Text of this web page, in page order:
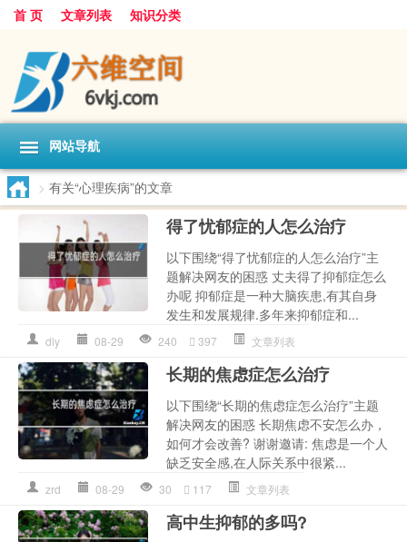
首 页 文章列表 知识分类
网站导航
> 有关“心理疾病”的文章
得了忧郁症的人怎么治疗
以下围绕“得了忧郁症的人怎么治疗”主
题解决网友的困惑 丈夫得了抑郁症怎么
办呢 抑郁症是一种大脑疾患,有其自身
发生和发展规律.多年来抑郁症和...
dly 08-29 240 397 文章列表
长期的焦虑症怎么治疗
以下围绕“长期的焦虑症怎么治疗”主题
解决网友的困惑 长期焦虑不安怎么办，
如何才会改善? 谢谢邀请: 焦虑是一个人
缺乏安全感,在人际关系中很紧...
zrd 08-29 30 117 文章列表
高中生抑郁的多吗?